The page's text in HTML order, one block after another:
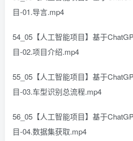
目-01.导言.mp4
54_05【人工智能项目】基于
目-02.项目介绍.mp4
55_05【人工智能项目】基于
目-03.车型识别总流程.mp4
56_05【人工智能项目】基于
目-04.数据集获取.mp4